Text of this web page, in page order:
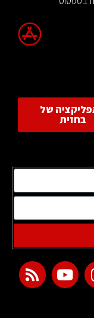
של
בחזית